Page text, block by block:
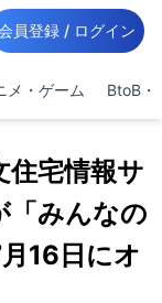
員登録 / ログイン
メ・ゲーム BtoB・
住宅情報サ
「みんなの
16日にオ